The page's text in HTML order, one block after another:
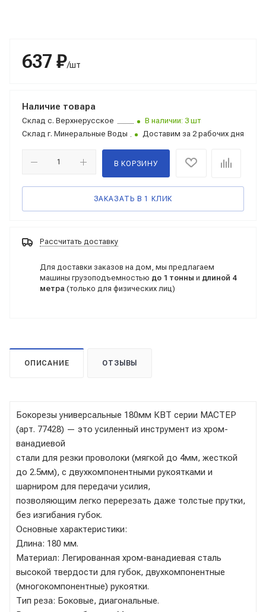
637 ₽/шт
Наличие товара
Склад с. Верхнерусское
В наличии: 3 шт
Склад г. Минеральные Воды Доставим за 2 рабочих дня
В КОРЗИНУ
ЗАКАЗАТЬ В 1 КЛИК
Рассчитать доставку
Для доставки заказов на дом, мы предлагаем
машины грузоподъемностью до 1 тонны и длиной 4
метра (только для физических лиц)
ОПИСАНИЕ ОТЗЫВЫ
Бокорезы универсальные 180мм КВТ серии МАСТЕР
(арт. 77428) — это усиленный инструмент из хром-
ванадиевой
стали для резки проволоки (мягкой до 4мм, жесткой
до 2.5мм), с двухкомпонентными рукоятками и
шарниром для передачи усилия,
позволяющим легко перерезать даже толстые прутки,
без изгибания губок.
Основные характеристики:
Длина: 180 мм.
Материал: Легированная хром-ванадиевая сталь
высокой твердости для губок, двухкомпонентные
(многокомпонентные) рукоятки.
Тип реза: Боковые, диагональные.